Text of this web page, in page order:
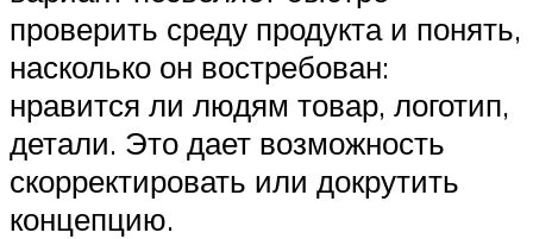
проверить среду продукта и понять,
насколько он востребован:
нравится ли людям товар, логотип,
детали. Это дает возможность
скорректировать или докрутить
концепцию.